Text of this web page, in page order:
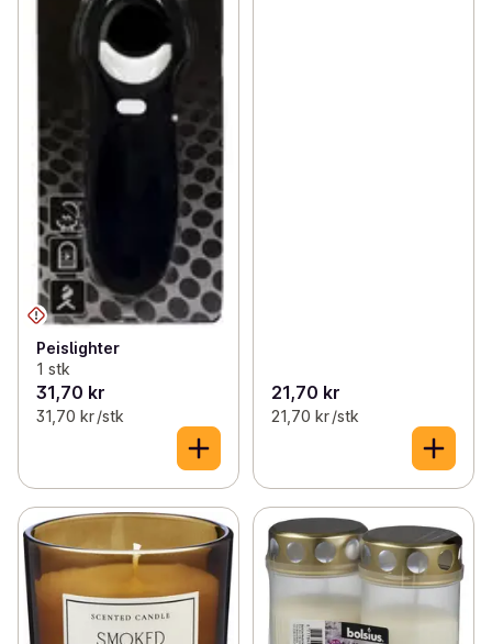
Peislighter
1 stk
31,70 kr
31,70 kr /stk
21,70 kr
21,70 kr /stk